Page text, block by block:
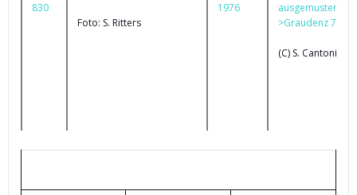
830
Foto: S. Ritters
1976
ausgemustert
>Graudenz 79
(C) S. Cantoni